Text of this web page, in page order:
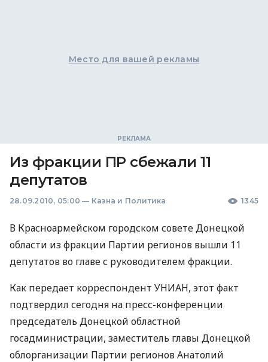
Место для вашей рекламы
Из фракции ПР сбежали 11
депутатов
28.09.2010, 05:00 — Казна и Политика 1345
В Красноармейском городском совете Донецкой
области из фракции Партии регионов вышли 11
депутатов во главе с руководителем фракции.
Как передает корреспондент УНИАН, этот факт
подтвердил сегодня на пресс-конференции
председатель Донецкой областной
госадминистрации, заместитель главы Донецкой
облорганизации Партии регионов Анатолий